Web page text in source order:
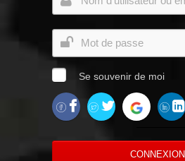
Se souvenir de moi
CONNEXION